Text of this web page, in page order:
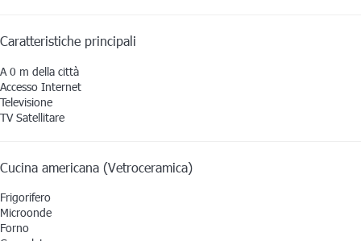
Caratteristiche principali
A 0 m della città
Accesso Internet
Televisione
TV Satellitare
Cucina americana (Vetroceramica)
Frigorifero
Microonde
Forno